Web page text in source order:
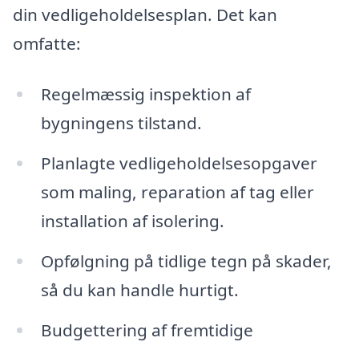
din vedligeholdelsesplan. Det kan
omfatte:
Regelmæssig inspektion af
bygningens tilstand.
Planlagte vedligeholdelsesopgaver
som maling, reparation af tag eller
installation af isolering.
Opfølgning på tidlige tegn på skader,
så du kan handle hurtigt.
Budgettering af fremtidige